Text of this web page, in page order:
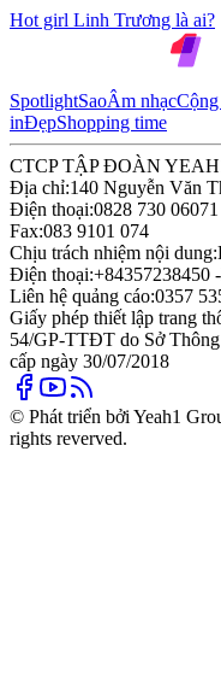
Hot girl Linh Trương là ai?
SpotlightSaoÂm nhạc
inĐẹpShopping time
CTCP TẬP ĐOÀN
Địa chỉ:140 Nguyễn Văn
Điện thoại:0828 730 06071
Fax:083 9101 074
Chịu trách nhiệm nội dung:
Điện thoại:+84357238450 -
Liên hệ quảng cáo:0357
Giấy phép thiết lập trang
54/GP-TTĐT do Sở
cấp ngày 30/07/2018
© Phát triển bởi Yeah1
rights reverved.